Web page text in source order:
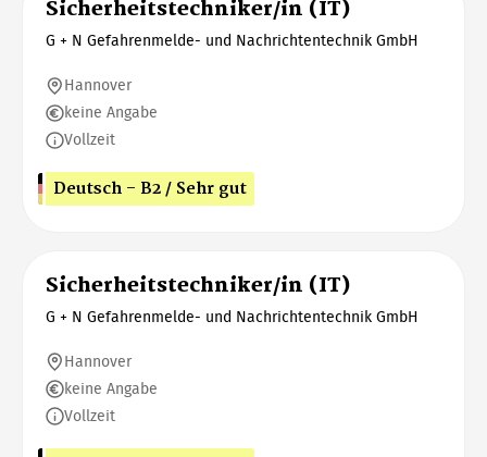
Sicherheitstechniker/in (IT)
G + N Gefahrenmelde- und Nachrichtentechnik GmbH
Hannover
keine Angabe
Vollzeit
Deutsch - B2 / Sehr gut
Sicherheitstechniker/in (IT)
G + N Gefahrenmelde- und Nachrichtentechnik GmbH
Hannover
keine Angabe
Vollzeit